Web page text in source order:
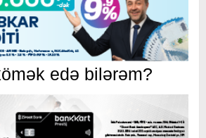
edə bilərəm?